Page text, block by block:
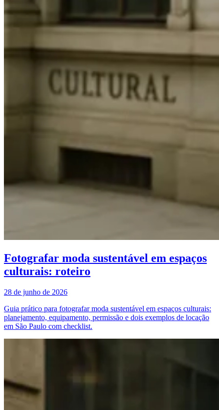
Fotografar moda sustentável em espaços
culturais: roteiro
28 de junho de 2026
Guia prático para fotografar moda sustentável em espaços culturais:
planejamento, equipamento, permissão e dois exemplos de locação
em São Paulo com checklist.